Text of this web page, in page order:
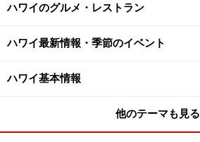
ハワイのグルメ・レストラン
ハワイ最新情報・季節のイベント
ハワイ基本情報
他のテーマも見る